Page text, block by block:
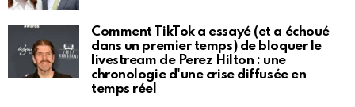
Comment TikTok a essayé (et a échoué
dans un premier temps) de bloquer le
livestream de Perez Hilton : une
chronologie d'une crise diffusée en
temps réel